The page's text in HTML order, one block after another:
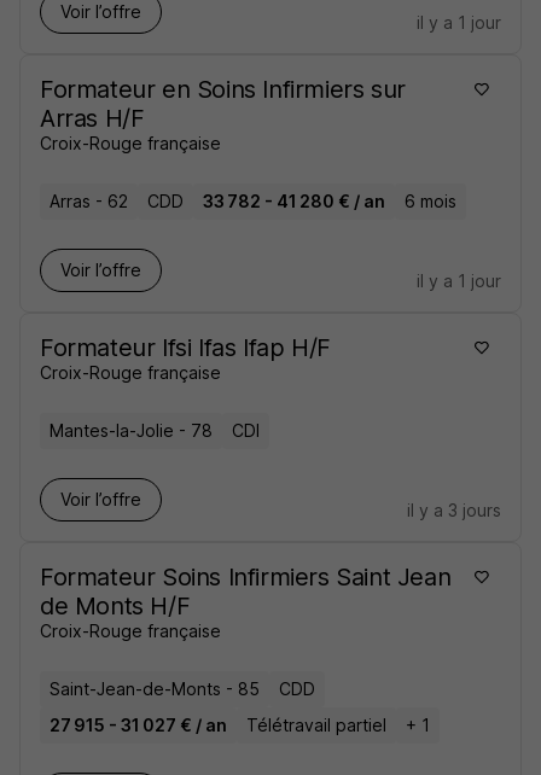
Voir l’offre
il y a 1 jour
Formateur en Soins Infirmiers sur
Arras H/F
Croix-Rouge française
Arras - 62 CDD 33 782 - 41 280 € / an 6 mois
Voir l’offre
il y a 1 jour
Formateur Ifsi Ifas Ifap H/F
Croix-Rouge française
Mantes-la-Jolie - 78 CDI
Voir l’offre
il y a 3 jours
Formateur Soins Infirmiers Saint Jean
de Monts H/F
Croix-Rouge française
Saint-Jean-de-Monts - 85
CDD
27 915 - 31 027 € / an
Télétravail partiel + 1